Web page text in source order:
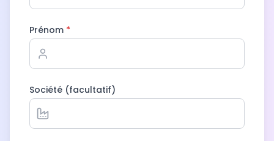
Prénom *
Société (facultatif)